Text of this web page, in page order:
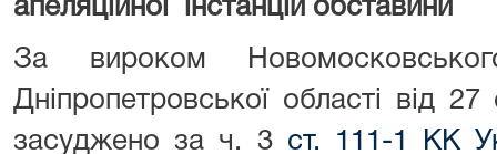
апеляційної інстанцій обставини
За вироком
Дніпропетровської області від
засуджено за ч. 3 ст. 111-1 КК